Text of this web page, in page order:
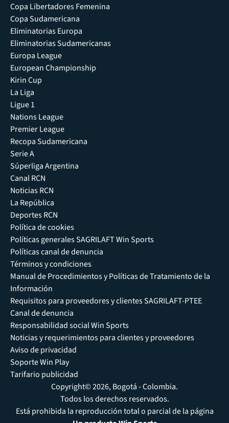
Copa Libertadores Femenina
Copa Sudamericana
Eliminatorias Europa
Eliminatorias Sudamericanas
Europa League
European Championship
Kirin Cup
La Liga
Ligue 1
Nations League
Premier League
Recopa Sudamericana
Serie A
Súperliga Argentina
Canal RCN
Noticias RCN
La República
Deportes RCN
Política de cookies
Políticas generales SAGRILAFT Win Sports
Políticas canal de denuncia
Términos y condiciones
Manual de Procedimientos y Políticas de Tratamiento de la
Información
Requisitos para proveedores y clientes SAGRILAFT-PTEE
Canal de denuncia
Responsabilidad social Win Sports
Noticias y requerimientos para clientes y proveedores
Aviso de privacidad
Soporte Win Play
Tarifario publicidad
Copyright© 2026, Bogotá - Colombia.
Todos los derechos reservados.
Está prohibida la reproducción total o parcial de la página